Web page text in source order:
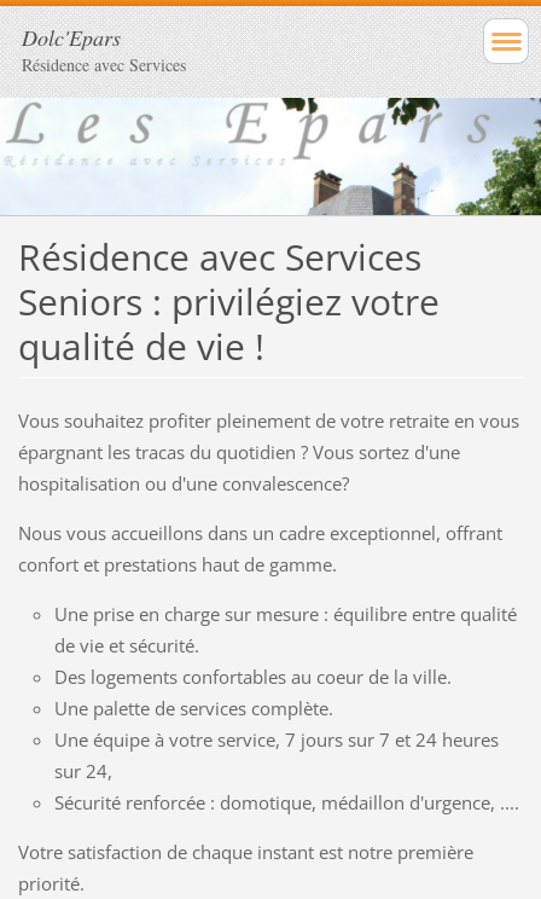
Dolc'Epars
Résidence avec Services
Résidence avec Services
Seniors : privilégiez votre
qualité de vie !
Vous souhaitez profiter pleinement de votre retraite en vous
épargnant les tracas du quotidien ? Vous sortez d'une
hospitalisation ou d'une convalescence?
Nous vous accueillons dans un cadre exceptionnel, offrant
confort et prestations haut de gamme.
Une prise en charge sur mesure : équilibre entre qualité
de vie et sécurité.
Des logements confortables au coeur de la ville.
Une palette de services complète.
Une équipe à votre service, 7 jours sur 7 et 24 heures
sur 24,
Sécurité renforcée : domotique, médaillon d'urgence, ....
Votre satisfaction de chaque instant est notre première
priorité.